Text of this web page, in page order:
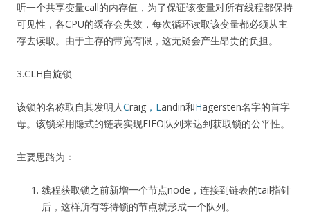
听一个共享变量call的内存值，为了保证该变量对所有线程都保持
可见性，各CPU的缓存会失效，每次循环读取该变量都必须从主
存去读取。由于主存的带宽有限，这无疑会产生昂贵的负担。
3.CLH自旋锁
该锁的名称取自其发明人Craig ，Landin和Hagersten名字的首字
母。该锁采用隐式的链表实现FIFO队列来达到获取锁的公平性。
主要思路为：
线程获取锁之前新增一个节点node，连接到链表的tail指针
后，这样所有等待锁的节点就形成一个队列。